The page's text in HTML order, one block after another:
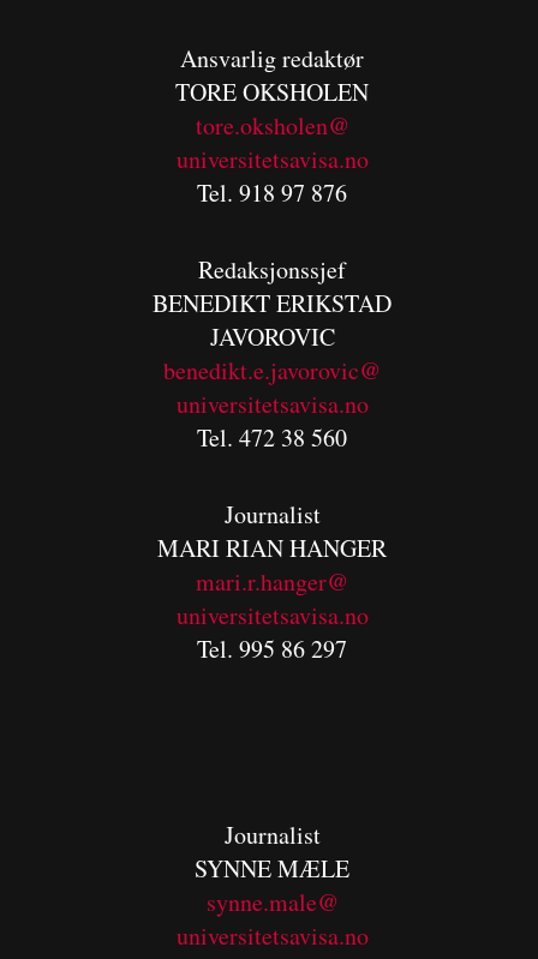
Ansvarlig redaktør
TORE OKSHOLEN
tore.oksholen@
universitetsavisa.no
Tel. 918 97 876
Redaksjonssjef
BENEDIKTERIKSTAD
JAVOROVIC
benedikt.e.javorovic@
universitetsavisa.no
Tel. 472 38 560
Journalist
MARI RIAN HANGER
mari.r.hanger@
universitetsavisa.no
Tel. 995 86 297
Journalist
SYNNE MÆLE
synne.male@
universitetsavisa.no